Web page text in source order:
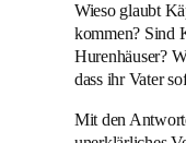
Wieso glaubt
kommen? Sind
Hurenhäuser?
dass ihr Vater
Mit den